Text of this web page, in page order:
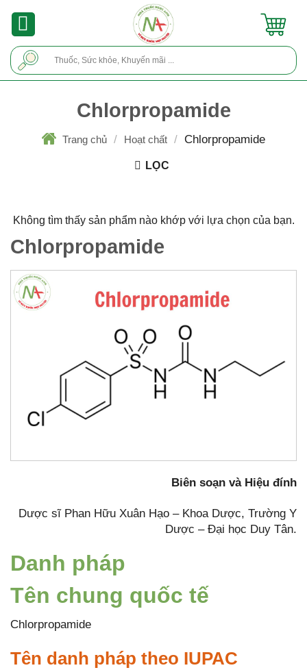
Chlorpropamide
Trang chủ / Hoạt chất / Chlorpropamide
LỌC
Không tìm thấy sản phẩm nào khớp với lựa chọn của bạn.
Chlorpropamide
Biên soạn và Hiệu đính
Dược sĩ Phan Hữu Xuân Hạo – Khoa Dược, Trường Y
Dược – Đại học Duy Tân.
Danh pháp
Tên chung quốc tế
Chlorpropamide
Tên danh pháp theo IUPAC